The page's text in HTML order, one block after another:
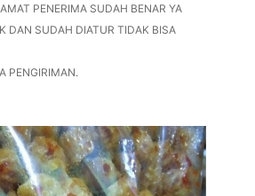
PENERIMA SUDAH BENAR YA
DAN SUDAH DIATUR TIDAK BISA
PENGIRIMAN.